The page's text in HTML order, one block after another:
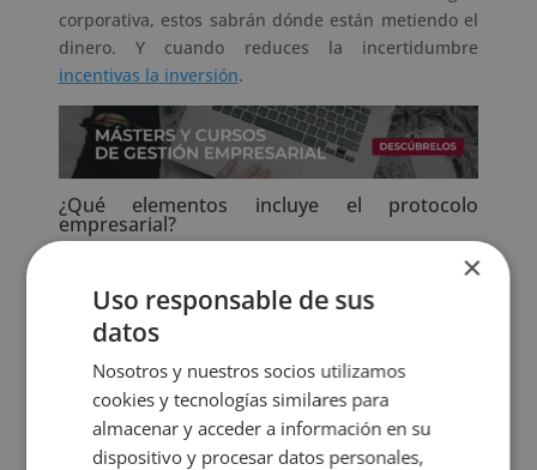
corporativa, estos sabrán dónde están metiendo el
dinero. Y cuando reduces la incertidumbre
incentivas la inversión.
¿Qué elementos incluye el protocolo
empresarial?
Como ves, un documento de estas características
debe proyectarse sobre cada elemento de la
empresa. Así que uno de los primeros pasos que
debes hacer es el de
¿Cuántos departamentos tiene? ¿Cuáles de ellos
necesitan un tratamiento especial? Algún ejemplo
sería el departamento comercial (que debe
mantener unas normas de actuación concretas).
×
Uso responsable de sus
datos
Nosotros y nuestros socios utilizamos
cookies y tecnologías similares para
almacenar y acceder a información en su
dispositivo y procesar datos personales,